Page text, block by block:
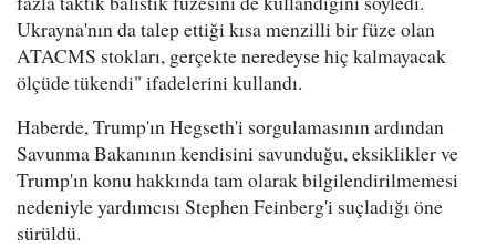
Ukrayna'nın da talep ettiği kısa menzilli bir füze olan
ATACMS stokları, gerçekte neredeyse hiç kalmayacak
ölçüde tükendi" ifadelerini kullandı.
Haberde, Trump'ın Hegseth'i sorgulamasının ardından
Savunma Bakanının kendisini savunduğu, eksiklikler ve
Trump'ın konu hakkında tam olarak bilgilendirilmemesi
nedeniyle yardımcısı Stephen Feinberg'i suçladığı öne
sürüldü.